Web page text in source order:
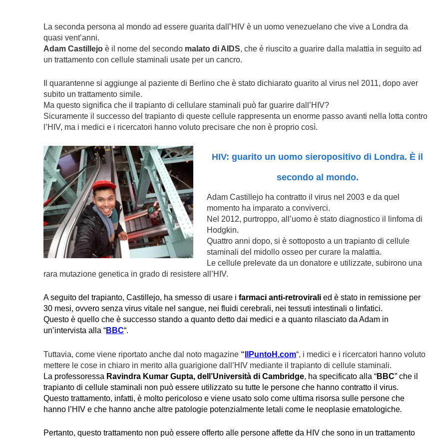
La seconda persona al mondo ad essere guarita dall’HIV è un uomo venezuelano che vive a Londra da
quasi vent’anni.
Adam Castillejo è il nome del secondo malato di AIDS, che è riuscito a guarire dalla malattia in seguito ad
un trattamento con cellule staminali usate per un cancro.
Il quarantenne si aggiunge al paziente di Berlino che è stato dichiarato guarito al virus nel 2011, dopo aver
subito un trattamento simile.
Ma questo significa che il trapianto di cellulare staminali può far guarire dall’HIV?
Sicuramente il successo del trapianto di queste cellule rappresenta un enorme passo avanti nella lotta contro
l’HIV, ma i medici e i ricercatori hanno voluto precisare che non è proprio così.
HIV: guarito un uomo sieropositivo di Londra. È il
secondo al mondo.
Adam Castillejo ha contratto il virus nel 2003 e da quel
momento ha imparato a conviverci.
Nel 2012, purtroppo, all’uomo è stato diagnostico il linfoma di
Hodgkin.
Quattro anni dopo, si è sottoposto a un trapianto di cellule
staminali del midollo osseo per curare la malattia.
Le cellule prelevate da un donatore e utilizzate, subirono una
rara mutazione genetica in grado di resistere all’HIV.
A seguito del trapianto, Castillejo, ha smesso di usare i farmaci anti-retrovirali ed è stato in remissione per
30 mesi, ovvero senza virus vitale nel sangue, nei fluidi cerebrali, nei tessuti intestinali o linfatici.
Questo è quello che è successo stando a quanto detto dai medici e a quanto rilasciato da Adam in
un’intervista alla “BBC“.
Tuttavia, come viene riportato anche dal noto magazine “ IlPuntoH.com“, i medici e i ricercatori hanno voluto
mettere le cose in chiaro in merito alla guarigione dall’HIV mediante il trapianto di cellule staminali.
La professoressa Ravindra Kumar Gupta, dell’Università di Cambridge, ha specificato alla “BBC” che il
trapianto di cellule staminali non può essere utilizzato su tutte le persone che hanno contratto il virus.
Questo trattamento, infatti, è molto pericoloso e viene usato solo come ultima risorsa sulle persone che
hanno l’HIV e che hanno anche altre patologie potenzialmente letali come le neoplasie ematologiche.
Pertanto, questo trattamento non può essere offerto alle persone affette da HIV che sono in un trattamento